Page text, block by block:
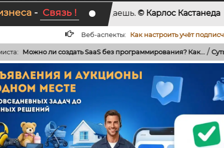
- Связь !
ты даешь.© Карлос Кастанеда KAKTOTAK.BY-
Веб-аспекты: Как настроить учёт подписчиков и
SaaS без программирования? Как.../Суть экономических